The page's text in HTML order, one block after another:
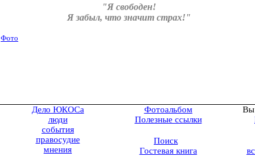
"Я свободен!
Я забыл, что значит страх!"
Фото
Дело ЮКОСа
люди
события
правосудие
мнения
Фотоальбом
Полезные ссылки
Поиск
Гостевая книга
Вы